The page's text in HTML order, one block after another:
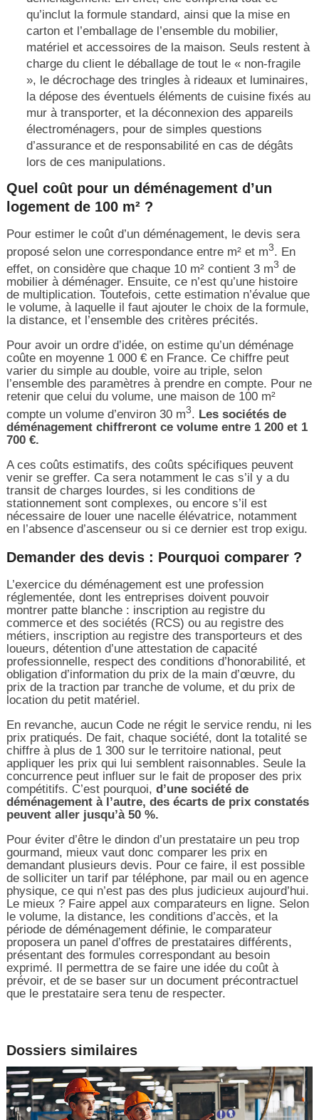
qu’inclut la formule standard, ainsi que la mise en
carton et l’emballage de l’ensemble du mobilier,
matériel et accessoires de la maison. Seuls restent à
charge du client le déballage de tout le « non-fragile
», le décrochage des tringles à rideaux et luminaires,
la dépose des éventuels éléments de cuisine fixés au
mur à transporter, et la déconnexion des appareils
électroménagers, pour de simples questions
d’assurance et de responsabilité en cas de dégâts
lors de ces manipulations.
Quel coût pour un déménagement d’un
logement de 100 m² ?
Pour estimer le coût d’un déménagement, le devis sera
proposé selon une correspondance entre m² et m3. En
effet, on considère que chaque 10 m² contient 3 m3 de
mobilier à déménager. Ensuite, ce n’est qu’une histoire
de multiplication. Toutefois, cette estimation n’évalue que
le volume, à laquelle il faut ajouter le choix de la formule,
la distance, et l’ensemble des critères précités.
Pour avoir un ordre d’idée, on estime qu’un déménage
coûte en moyenne 1 000 € en France. Ce chiffre peut
varier du simple au double, voire au triple, selon
l’ensemble des paramètres à prendre en compte. Pour ne
retenir que celui du volume, une maison de 100 m²
compte un volume d’environ 30 m3. Les sociétés de
déménagement chiffreront ce volume entre 1 200 et 1
700 €.
A ces coûts estimatifs, des coûts spécifiques peuvent
venir se greffer. Ca sera notamment le cas s’il y a du
transit de charges lourdes, si les conditions de
stationnement sont complexes, ou encore s’il est
nécessaire de louer une nacelle élévatrice, notamment
en l’absence d’ascenseur ou si ce dernier est trop exigu.
Demander des devis : Pourquoi comparer ?
L’exercice du déménagement est une profession
réglementée, dont les entreprises doivent pouvoir
montrer patte blanche : inscription au registre du
commerce et des sociétés (RCS) ou au registre des
métiers, inscription au registre des transporteurs et des
loueurs, détention d’une attestation de capacité
professionnelle, respect des conditions d’honorabilité, et
obligation d’information du prix de la main d’œuvre, du
prix de la traction par tranche de volume, et du prix de
location du petit matériel.
En revanche, aucun Code ne régit le service rendu, ni les
prix pratiqués. De fait, chaque société, dont la totalité se
chiffre à plus de 1 300 sur le territoire national, peut
appliquer les prix qui lui semblent raisonnables. Seule la
concurrence peut influer sur le fait de proposer des prix
compétitifs. C’est pourquoi, d’une société de
déménagement à l’autre, des écarts de prix constatés
peuvent aller jusqu’à 50 %.
Pour éviter d’être le dindon d’un prestataire un peu trop
gourmand, mieux vaut donc comparer les prix en
demandant plusieurs devis. Pour ce faire, il est possible
de solliciter un tarif par téléphone, par mail ou en agence
physique, ce qui n’est pas des plus judicieux aujourd’hui.
Le mieux ? Faire appel aux comparateurs en ligne. Selon
le volume, la distance, les conditions d’accès, et la
période de déménagement définie, le comparateur
proposera un panel d’offres de prestataires différents,
présentant des formules correspondant au besoin
exprimé. Il permettra de se faire une idée du coût à
prévoir, et de se baser sur un document précontractuel
que le prestataire sera tenu de respecter.
Dossiers similaires